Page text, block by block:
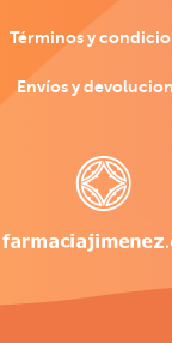
Términos y
Envíos y